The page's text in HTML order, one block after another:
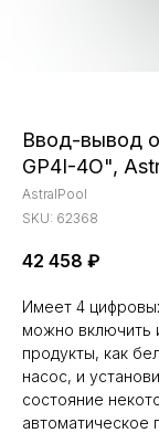
Ввод-вывод
GP4I-4O",
AstralPool
SKU: 62368
42 458 ₽
Имеет 4
можно включить
продукты, как
насос, и
состояние
автоматическое